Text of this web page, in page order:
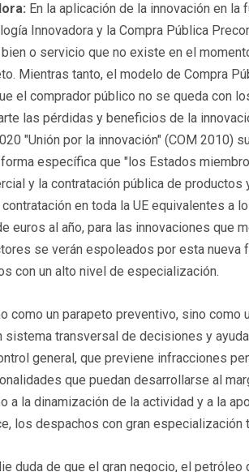
En la aplicación de la innovación en
Innovadora y la Compra Pública
o servicio que no existe en el
Mientras tanto, el modelo de Compra
el comprador público no se queda con
las pérdidas y beneficios de la
"Unión por la innovación" (COM 2010)
específica que "los Estados
y la contratación pública de
en toda la UE equivalentes a
euros al año, para las innovaciones que
se verán espoleados por esta nueva
con un alto nivel de especialización.
como un parapeto preventivo, sino
transversal de decisiones y
general, que previene infracciones
que puedan desarrollarse al
a la dinamización de la actividad y a la
los despachos con gran especialización
duda de que el gran negocio, el